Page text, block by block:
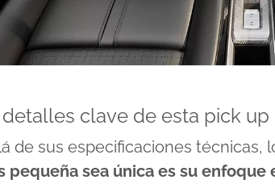
clave de esta pick up
de sus especificaciones técnicas,
pequeña sea única es su